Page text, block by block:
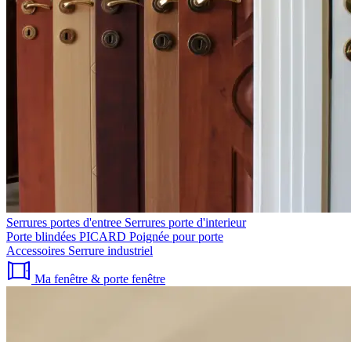
Serrures portes d'entree Serrures porte d'interieur
Porte blindées PICARD Poignée pour porte
Accessoires Serrure industriel
Ma fenêtre & porte fenêtre